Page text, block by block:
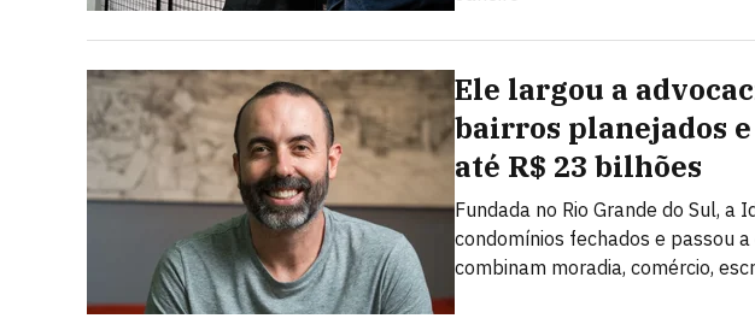
Ele largou a
bairros planejados
até R$ 23 bilhões
Fundada no Rio Grande do Sul, a
condomínios fechados e passou
combinam moradia, comércio,